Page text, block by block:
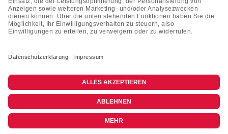
Vertrag widerrufen
KONTAKT
+49 (0)2133 210433
shop@dienadel.de
Kieler Str. 18 - 41540 Dormagen
Kundenmeinungen